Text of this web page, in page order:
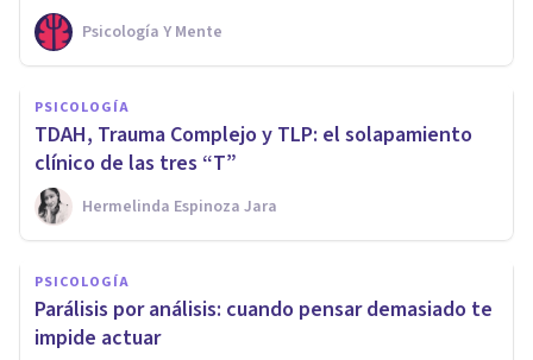
Psicología Y Mente
PSICOLOGÍA
TDAH, Trauma Complejo y TLP: el solapamiento
clínico de las tres “T”
Hermelinda Espinoza Jara
PSICOLOGÍA
Parálisis por análisis: cuando pensar demasiado te
impide actuar